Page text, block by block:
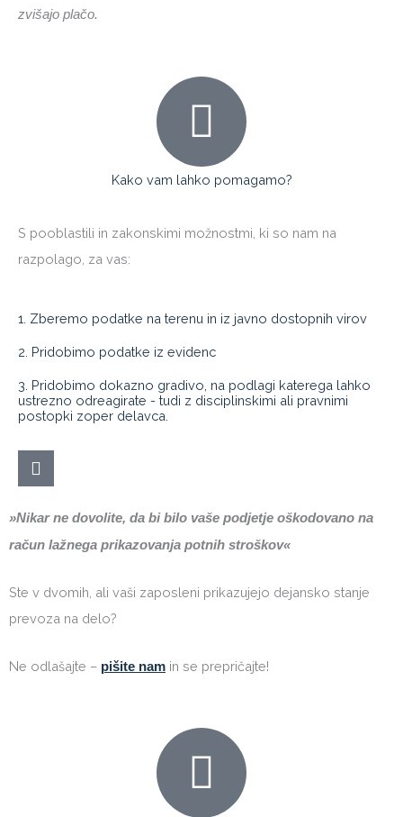
zvišajo plačo.
Kako vam lahko pomagamo?
S pooblastili in zakonskimi možnostmi, ki so nam na
razpolago, za vas:
1. Zberemo podatke na terenu in iz javno dostopnih virov
2. Pridobimo podatke iz evidenc
3. Pridobimo dokazno gradivo, na podlagi katerega lahko
ustrezno odreagirate - tudi z disciplinskimi ali pravnimi
postopki zoper delavca.
»Nikar ne dovolite, da bi bilo vaše podjetje oškodovano na
račun lažnega prikazovanja potnih stroškov«
Ste v dvomih, ali vaši zaposleni prikazujejo dejansko stanje
prevoza na delo?
Ne odlašajte – pišite nam in se prepričajte!